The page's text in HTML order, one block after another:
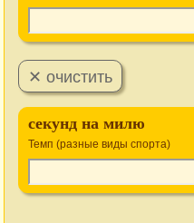
секунд на милю
Темп (разные виды спорта)